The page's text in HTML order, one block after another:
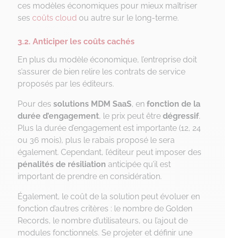
ces modèles économiques pour mieux maîtriser
ses coûts cloud ou autre sur le long-terme.
3.2. Anticiper les coûts cachés
En plus du modèle économique, l’entreprise doit
s’assurer de bien relire les contrats de service
proposés par les éditeurs.
Pour des solutions MDM SaaS, en fonction de la
durée d’engagement, le prix peut être dégressif.
Plus la durée d’engagement est importante (12, 24
ou 36 mois), plus le rabais proposé le sera
également. Cependant, l’éditeur peut imposer des
pénalités de résiliation anticipée qu’il est
important de prendre en considération.
Également, le coût de la solution peut évoluer en
fonction d’autres critères : le nombre de Golden
Records, le nombre d’utilisateurs, ou l’ajout de
modules fonctionnels. Se projeter et définir une